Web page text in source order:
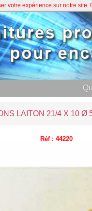
LAITON 21/4 X 10 Ø
Réf : 44220
votre expérience sur notre